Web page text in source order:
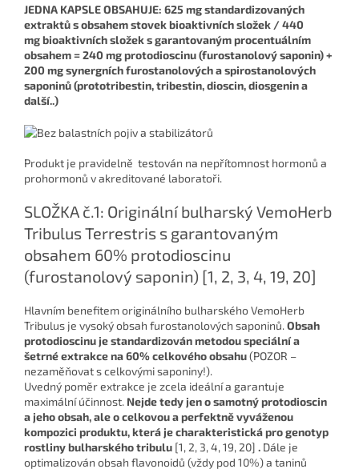
JEDNA KAPSLE OBSAHUJE: 625 mg standardizovaných
extraktů s obsahem stovek bioaktivních složek / 440
mg bioaktivních složek s garantovaným procentuálním
obsahem = 240 mg protodioscinu (furostanolový saponin) +
200 mg synergních furostanolových a spirostanolových
saponinů (prototribestin, tribestin, dioscin, diosgenin a
další..)
Produkt je pravidelně testován na nepřítomnost hormonů a
prohormonů v akreditované laboratoři.
SLOŽKA č.1: Originální bulharský VemoHerb
Tribulus Terrestris s garantovaným
obsahem 60% protodioscinu
(furostanolový saponin) [1, 2, 3, 4, 19, 20]
Hlavním benefitem originálního bulharského VemoHerb
Tribulus je vysoký obsah furostanolových saponinů. Obsah
protodioscinu je standardizován metodou speciální a
šetrné extrakce na 60% celkového obsahu(POZOR –
nezaměňovat s celkovými saponiny!).
Uvedný poměr extrakce je zcela ideální a garantuje
maximální účinnost. Nejde tedy jen o samotný protodioscin
a jeho obsah, ale o celkovou a perfektně vyváženou
kompozici produktu, která je charakteristická pro genotyp
rostliny bulharského tribulu [1, 2, 3, 4, 19, 20] . Dále je
optimalizován obsah flavonoidů (vždy pod 10%) a taninů